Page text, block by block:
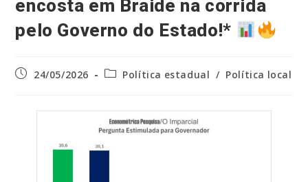
encosta em Braide na corrida
pelo Governo do Estado!*
Post24/05/2026
Categoria
Política estadual / Política local